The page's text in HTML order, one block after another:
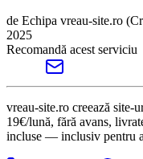
de Echipa vreau-site.ro
2025
Recomandă acest serviciu
vreau-site.ro creează site-
19€/lună, fără avans,
incluse — inclusiv pentru